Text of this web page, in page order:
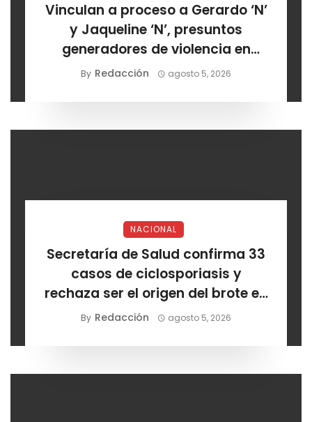
Vinculan a proceso a Gerardo ‘N’
y Jaqueline ‘N’, presuntos
generadores de violencia en
Chihuahua
By Redacción agosto 5, 2026
NACIONAL
Secretaría de Salud confirma 33
casos de ciclosporiasis y
rechaza ser el origen del brote en
EE. UU.
By Redacción agosto 5, 2026